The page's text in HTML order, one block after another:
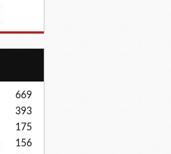
669
393
175
156